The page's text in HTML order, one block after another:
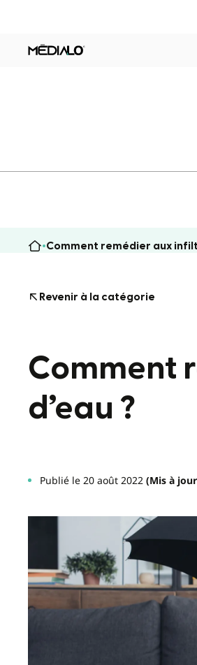
Comment remédier aux
Revenir à la catégorie
Comment
d’eau ?
Publié le 20 août 2022 (Mis à